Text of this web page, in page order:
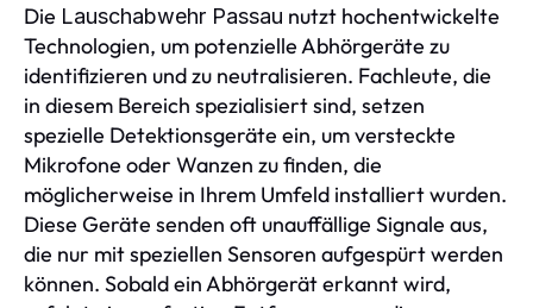
Die Lauschabwehr Passau nutzt hochentwickelte
Technologien, um potenzielle Abhörgeräte zu
identifizieren und zu neutralisieren. Fachleute, die
in diesem Bereich spezialisiert sind, setzen
spezielle Detektionsgeräte ein, um versteckte
Mikrofone oder Wanzen zu finden, die
möglicherweise in Ihrem Umfeld installiert wurden.
Diese Geräte senden oft unauffällige Signale aus,
die nur mit speziellen Sensoren aufgespürt werden
können. Sobald ein Abhörgerät erkannt wird,